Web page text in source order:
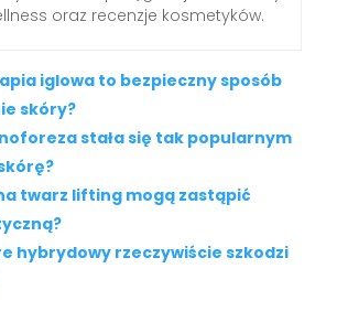
oraz recenzje kosmetyków.
iglowa to bezpieczny sposób
skóry?
stała się tak popularnym
twarz lifting mogą zastąpić
hybrydowy rzeczywiście szkodzi